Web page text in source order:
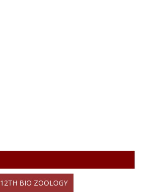
12TH BIO ZOOLOGY